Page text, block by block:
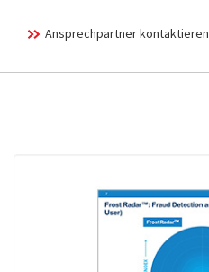
Ansprechpartner kontaktieren